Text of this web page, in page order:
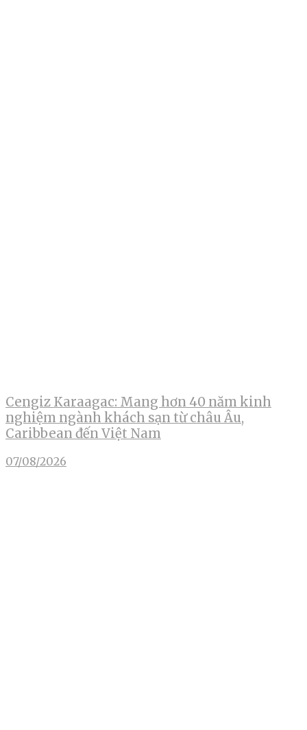
Cengiz Karaagac: Mang hơn 40 năm kinh
nghiệm ngành khách sạn từ châu Âu,
Caribbean đến Việt Nam
07/08/2026